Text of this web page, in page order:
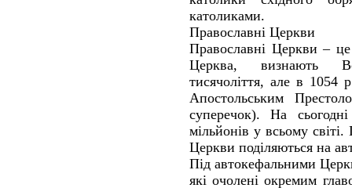
католиками.
Православні Церкви
Православні Церкви –
Церква, визнають
тисячоліття, але в 1054
Апостольським
суперечок). На
мільйонів у всьому
Церкви поділяються на
Під автокефальними
які очолені окремим